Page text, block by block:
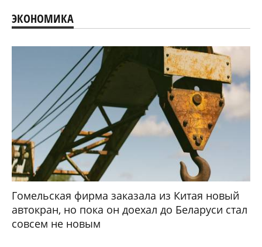
ЭКОНОМИКА
Гомельская фирма заказала из Китая новый
автокран, но пока он доехал до Беларуси стал
совсем не новым